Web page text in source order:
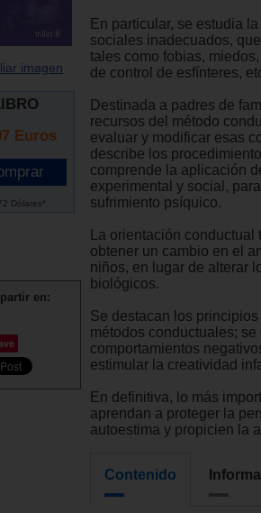
imagen
Euros
Dólares*
en:
En particular, se estudia
sociales inadecuados,
tales como fobias,
de control de esfínteres,
Destinada a padres de
recursos del método
evaluar y modificar esas
describe los
comprende la aplicación
experimental y social,
sufrimiento psíquico.
La orientación
obtener un cambio en el
niños, en lugar de alterar
biológicos.
Se destacan los
métodos conductuales;
comportamientos
estimular la creatividad
En definitiva, lo más
aprendan a proteger la
autoestima y propicien la
Contenido